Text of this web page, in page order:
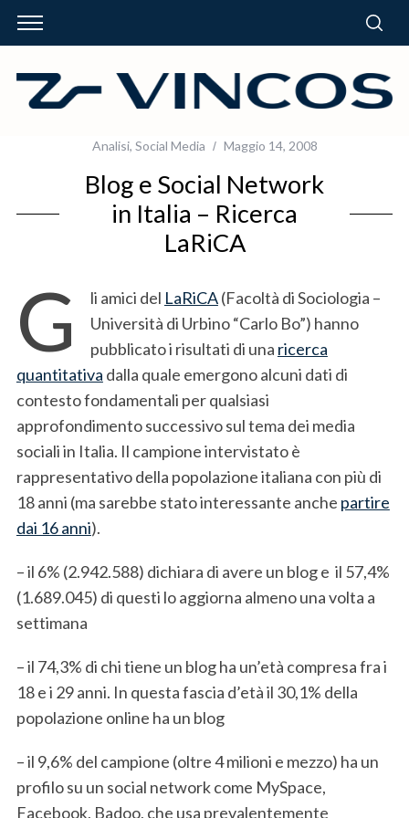
Analisi, Social Media Maggio 14, 2008
Blog e Social Network
in Italia – Ricerca
LaRiCA
G li amici del LaRiCA(Facoltà di Sociologia –
Università di Urbino “Carlo Bo”) hanno
pubblicato i risultati di una ricerca
quantitativa dalla quale emergono alcuni dati di
contesto fondamentali per qualsiasi
approfondimento successivo sul tema dei media
sociali in Italia. Il campione intervistato è
rappresentativo della popolazione italiana con più di
18 anni (ma sarebbe stato interessante anche partire
dai 16 anni).
– il 6% (2.942.588) dichiara di avere un blog e il 57,4%
(1.689.045) di questi lo aggiorna almeno una volta a
settimana
– il 74,3% di chi tiene un blog ha un’età compresa fra i
18 e i 29 anni. In questa fascia d’età il 30,1% della
popolazione online ha un blog
– il 9,6% del campione (oltre 4 milioni e mezzo) ha un
profilo su un social network come MySpace,
Facebook, Badoo, che usa prevalentemente